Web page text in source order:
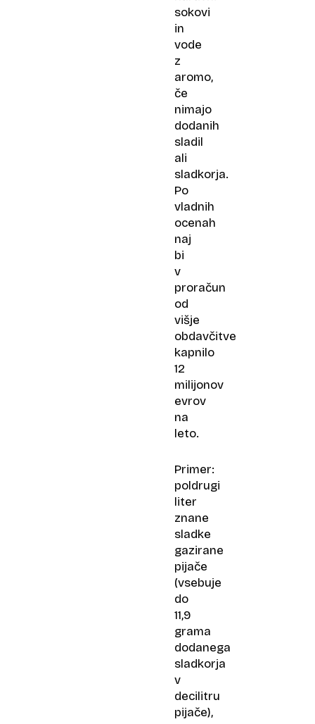
sokovi
in
vode
z
aromo,
če
nimajo
dodanih
sladil
ali
sladkorja.
Po
vladnih
ocenah
naj
bi
v
proračun
od
višje
obdavčitve
kapnilo
12
milijonov
evrov
na
leto.
Primer:
poldrugi
liter
znane
sladke
gazirane
pijače
(vsebuje
do
11,9
grama
dodanega
sladkorja
v
decilitru
pijače),